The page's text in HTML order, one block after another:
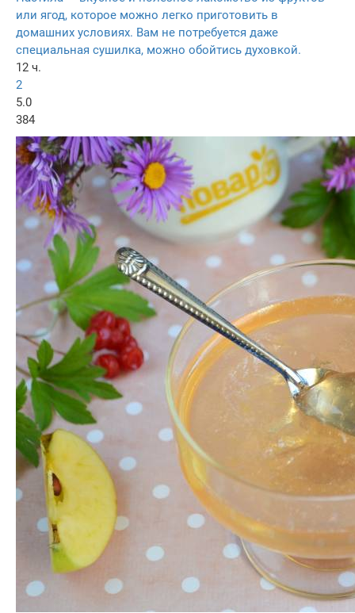
или ягод, которое можно легко приготовить в
домашних условиях. Вам не потребуется даже
специальная сушилка, можно обойтись духовкой.
12 ч.
2
5.0
384